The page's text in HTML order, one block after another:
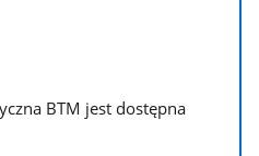
BTM jest dostępna